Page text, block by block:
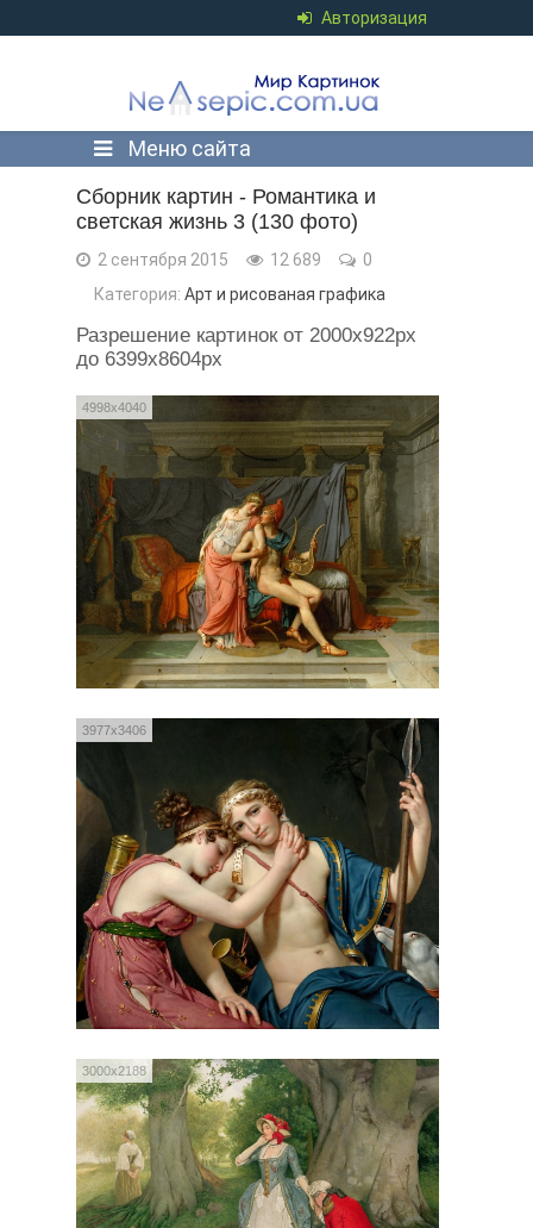
Авторизация
Меню сайта
Сборник картин - Романтика и
светская жизнь 3 (130 фото)
2 сентября 2015 12 689
0
Категория: Арт и рисованая графика
Разрешение картинок от 2000x922px
до 6399x8604px
4998x4040
3977x3406
3000x2188